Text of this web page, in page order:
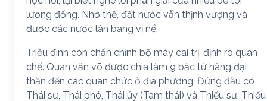
lương đống. Nhờ thế, đất nước vẫn thịnh vượng và
được các nước lân bang vị nể.
Triều đình còn chấn chỉnh bộ máy cai trị, định rõ quan
chế. Quan văn võ được chia làm 9 bậc từ hàng đại
thần đến các quan chức ở địa phương. Đứng đầu có
Thái sư, Thái phó, Thái úy (Tam thái) và Thiếu sư, Thiếu